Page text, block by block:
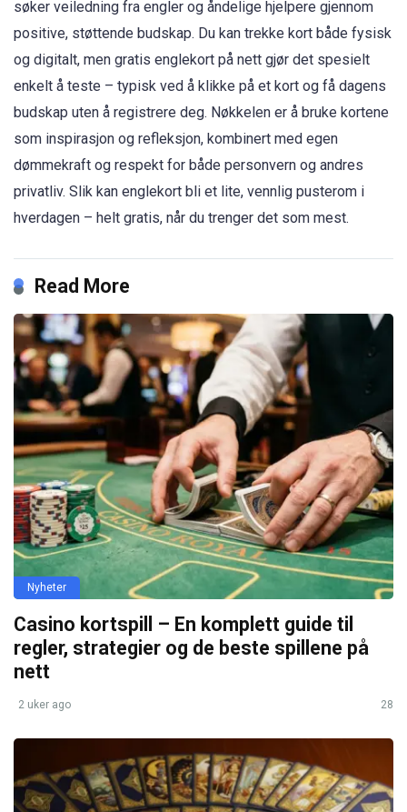
søker veiledning fra engler og åndelige hjelpere gjennom
positive, støttende budskap. Du kan trekke kort både fysisk
og digitalt, men gratis englekort på nett gjør det spesielt
enkelt å teste – typisk ved å klikke på et kort og få dagens
budskap uten å registrere deg. Nøkkelen er å bruke kortene
som inspirasjon og refleksjon, kombinert med egen
dømmekraft og respekt for både personvern og andres
privatliv. Slik kan englekort bli et lite, vennlig pusterom i
hverdagen – helt gratis, når du trenger det som mest.
Read More
Nyheter
Casino kortspill – En komplett guide til
regler, strategier og de beste spillene på
nett
2 uker ago 28